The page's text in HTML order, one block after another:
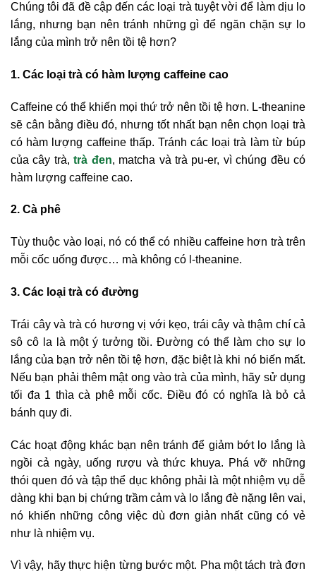
Chúng tôi đã đề cập đến các loại trà tuyệt vời để làm dịu lo
lắng, nhưng bạn nên tránh những gì để ngăn chặn sự lo
lắng của mình trở nên tồi tệ hơn?
1. Các loại trà có hàm lượng caffeine cao
Caffeine có thể khiến mọi thứ trở nên tồi tệ hơn. L-theanine
sẽ cân bằng điều đó, nhưng tốt nhất bạn nên chọn loại trà
có hàm lượng caffeine thấp. Tránh các loại trà làm từ búp
của cây trà,trà đen, matcha và trà pu-er, vì chúng đều có
hàm lượng caffeine cao.
2. Cà phê
Tùy thuộc vào loại, nó có thể có nhiều caffeine hơn trà trên
mỗi cốc uống được… mà không có l-theanine.
3. Các loại trà có đường
Trái cây và trà có hương vị với kẹo, trái cây và thậm chí cả
sô cô la là một ý tưởng tồi. Đường có thể làm cho sự lo
lắng của bạn trở nên tồi tệ hơn, đặc biệt là khi nó biến mất.
Nếu bạn phải thêm mật ong vào trà của mình, hãy sử dụng
tối đa 1 thìa cà phê mỗi cốc. Điều đó có nghĩa là bỏ cả
bánh quy đi.
Các hoạt động khác bạn nên tránh để giảm bớt lo lắng là
ngồi cả ngày, uống rượu và thức khuya. Phá vỡ những
thói quen đó và tập thể dục không phải là một nhiệm vụ dễ
dàng khi bạn bị chứng trầm cảm và lo lắng đè nặng lên vai,
nó khiến những công việc dù đơn giản nhất cũng có vẻ
như là nhiệm vụ.
Vì vậy, hãy thực hiện từng bước một. Pha một tách trà đơn